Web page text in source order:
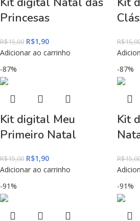
Princesas
R$15,00 R$1,90
Adicionar ao carrinho
R$
-87%
Kit digital Meu
Primeiro Natal
R$15,00 R$1,90
Adicionar ao carrinho
-87%
Kit
R$
-91%
-91%